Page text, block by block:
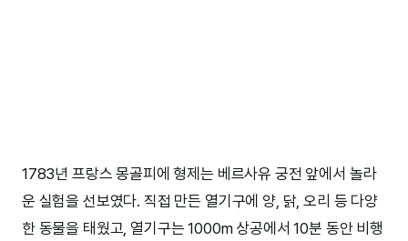
1783년 프랑스 몽골피에 형제는 베르사유 궁전 앞에서 놀라
운 실험을 선보였다. 직접 만든 열기구에 양, 닭, 오리 등 다양
한 동물을 태웠고, 열기구는 1000m 상공에서 10분 동안 비행